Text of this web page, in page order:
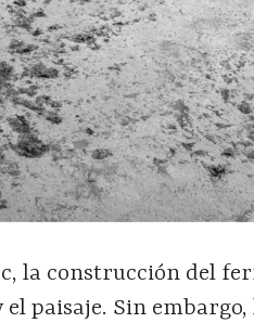
la construcción del
paisaje. Sin